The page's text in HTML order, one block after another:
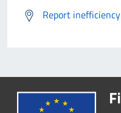
Report inefficiency